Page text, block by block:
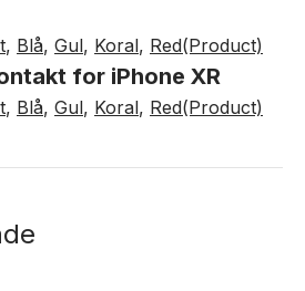
, Blå, Gul, Koral, Red(Product)
for iPhone XR
, Blå, Gul, Koral, Red(Product)